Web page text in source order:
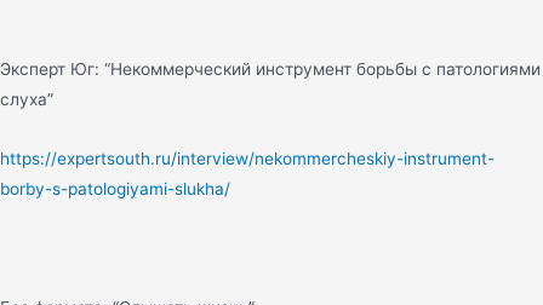
Эксперт Юг: “Некоммерческий инструмент борьбы с патологиями
слуха”
https://expertsouth.ru/interview/nekommercheskiy-instrument-
borby-s-patologiyami-slukha/